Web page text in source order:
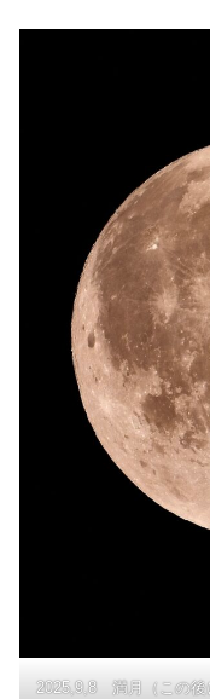
2025,9,8 満月（この後